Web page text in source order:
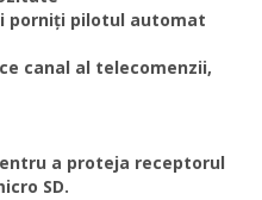
porniți pilotul automat
canal al telecomenzii,
a proteja receptorul
SD.